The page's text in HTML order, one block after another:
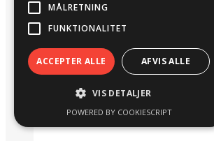
MÅLRETNING
FUNKTIONALITET
ACCEPTER ALLE AFVIS ALLE
VIS DETALJER
POWERED BY COOKIESCRIPT